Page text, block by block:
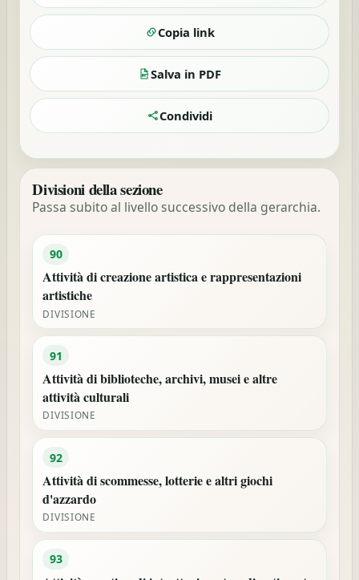
Copia link
Salva in PDF
Condividi
Divisioni della sezione
Passa subito al livello successivo della gerarchia.
90
Attività di creazione artistica e rappresentazioni
artistiche
DIVISIONE
91
Attività di biblioteche, archivi, musei e altre
attività culturali
DIVISIONE
92
Attività di scommesse, lotterie e altri giochi
d'azzardo
DIVISIONE
93